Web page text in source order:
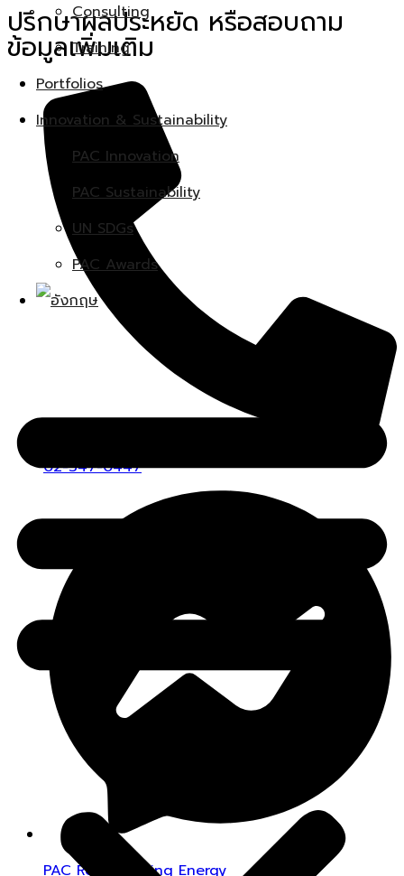
Consulting
Training
Portfolios
Innovation & Sustainability
PAC Innovation
PAC Sustainability
UN SDGs
PAC Awards
ปรึกษาผลประหยัด หรือสอบถาม
ข้อมูลเพิ่มเติม
02-347-0447
PAC Regenerating Energy